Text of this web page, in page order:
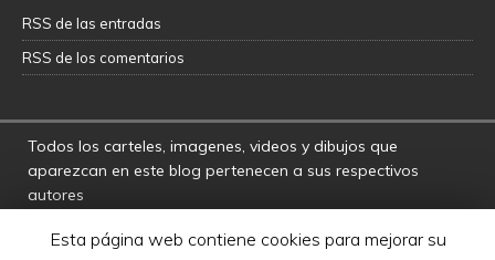
RSS de las entradas
RSS de los comentarios
Todos los carteles, imagenes, videos y dibujos que
aparezcan en este blog pertenecen a sus respectivos
autores
responsables por las opiniones manifestadas por los
Esta página web contiene cookies para mejorar su